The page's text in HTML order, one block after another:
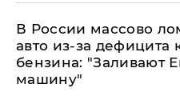
В России массово
авто из-за дефицита
бензина: "Заливают
машину"